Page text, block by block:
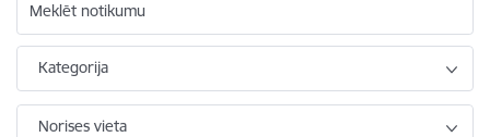
Meklēt notikumu
Kategorija
Norises vieta